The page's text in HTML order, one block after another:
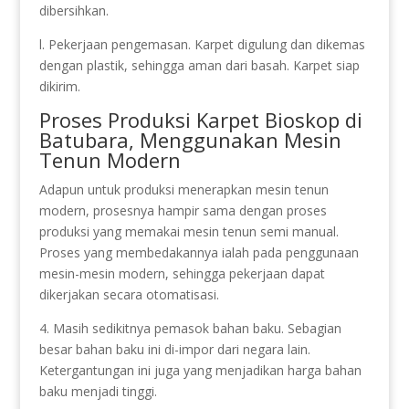
dibersihkan.
l. Pekerjaan pengemasan. Karpet digulung dan dikemas
dengan plastik, sehingga aman dari basah. Karpet siap
dikirim.
Proses Produksi Karpet Bioskop di
Batubara, Menggunakan Mesin
Tenun Modern
Adapun untuk produksi menerapkan mesin tenun
modern, prosesnya hampir sama dengan proses
produksi yang memakai mesin tenun semi manual.
Proses yang membedakannya ialah pada penggunaan
mesin-mesin modern, sehingga pekerjaan dapat
dikerjakan secara otomatisasi.
4. Masih sedikitnya pemasok bahan baku. Sebagian
besar bahan baku ini di-impor dari negara lain.
Ketergantungan ini juga yang menjadikan harga bahan
baku menjadi tinggi.